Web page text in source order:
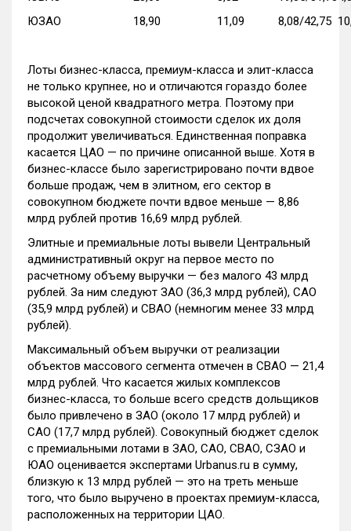
ЮЗАО
18,90 11,09 8,08/42,75
Лоты бизнес-класса, премиум-класса и элит-класса
не только крупнее, но и отличаются гораздо более
высокой ценой квадратного метра. Поэтому при
подсчетах совокупной стоимости сделок их доля
продолжит увеличиваться. Единственная поправка
касается ЦАО — по причине описанной выше. Хотя в
бизнес-классе было зарегистрировано почти вдвое
больше продаж, чем в элитном, его сектор в
совокупном бюджете почти вдвое меньше — 8,86
млрд рублей против 16,69 млрд рублей.
Элитные и премиальные лоты вывели Центральный
административный округ на первое место по
расчетному объему выручки — без малого 43 млрд
рублей. За ним следуют ЗАО (36,3 млрд рублей), САО
(35,9 млрд рублей) и СВАО (немногим менее 33 млрд
рублей).
Максимальный объем выручки от реализации
объектов массового сегмента отмечен в СВАО — 21,4
млрд рублей. Что касается жилых комплексов
бизнес-класса, то больше всего средств дольщиков
было привлечено в ЗАО (около 17 млрд рублей) и
САО (17,7 млрд рублей). Совокупный бюджет сделок
с премиальными лотами в ЗАО, САО, СВАО, СЗАО и
ЮАО оценивается экспертами Urbanus.ru в сумму,
близкую к 13 млрд рублей — это на треть меньше
того, что было выручено в проектах премиум-класса,
расположенных на территории ЦАО.